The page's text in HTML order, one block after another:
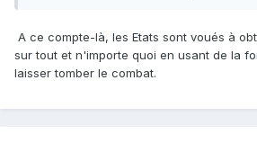
A ce compte-là, les Etats sont voués à
sur tout et n'importe quoi en usant de la
laisser tomber le combat.